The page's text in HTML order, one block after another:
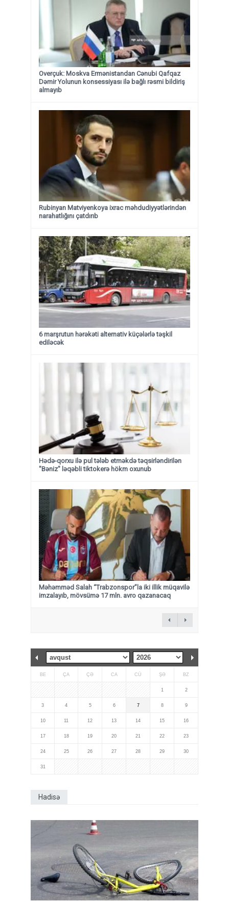
Overçuk: Moskva Ermənistandan Cənubi Qafqaz
Dəmir Yolunun konsessiyası ilə bağlı rəsmi bildiriş
almayıb
Rubinyan Matviyenkoya ixrac məhdudiyyətlərindən
narahatlığını çatdırıb
6 marşrutun hərəkəti alternativ küçələrlə təşkil
ediləcək
Hədə-qorxu ilə pul tələb etməkdə təqsirləndirilən
"Bəniz" ləqəbli tiktokerə hökm oxunub
Məhəmməd Salah “Trabzonspor”la iki illik müqavilə
imzalayıb, mövsümə 17 mln. avro qazanacaq
BE ÇA ÇƏ CA CÜ ŞƏ BZ
1 2
3 4 5 6 7 8 9
10 11 12 13 14 15 16
17 18 19 20 21 22 23
24 25 26 27 28 29 30
31
Hadisə